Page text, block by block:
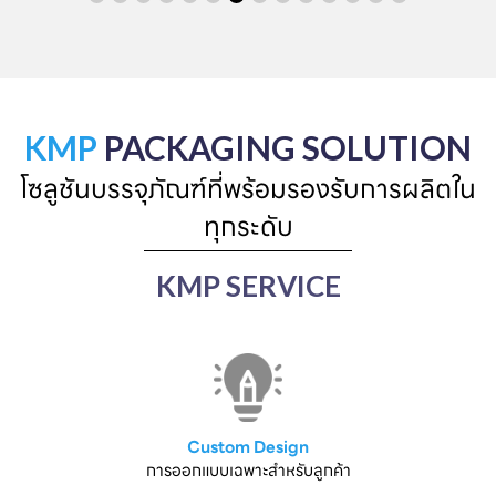
KMP PACKAGING SOLUTION
โซลูชันบรรจุภัณฑ์ที่พร้อมรองรับการผลิตใน
ทุกระดับ
KMP SERVICE
Custom Design
การออกแบบเฉพาะสำหรับลูกค้า